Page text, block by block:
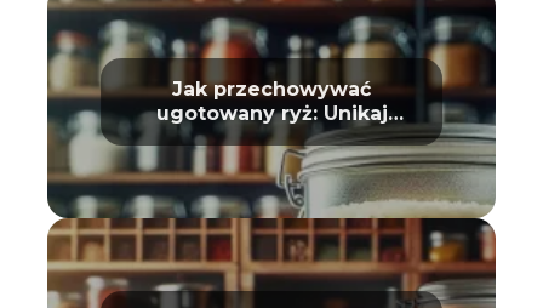
Jak przechowywać
ugotowany ryż: Unikaj
zepsucia